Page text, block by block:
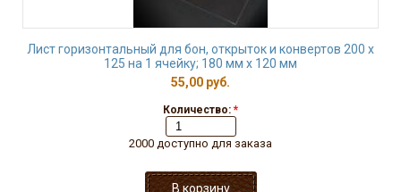
Лист горизонтальный для бон, открыток и конвертов 200 х
125 на 1 ячейку; 180 мм х 120 мм
55,00 руб.
Количество: *
2000 доступно для заказа